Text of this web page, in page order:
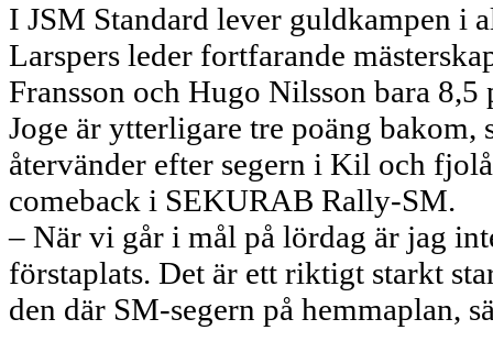
I JSM Standard lever guldkampen i
Larspers leder fortfarande
Fransson och Hugo Nilsson bara
Joge är ytterligare tre poäng
återvänder efter segern i Kil och
comeback i SEKURAB Rally-SM.
– När vi går i mål på lördag är jag
förstaplats. Det är ett riktigt starkt
den där SM-segern på hemmaplan,